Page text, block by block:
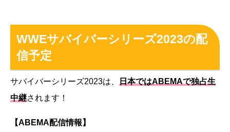
WWEサバイバーシリーズ2023の配
信予定
サバイバーシリーズ2023は、
日本ではABEMAで独占生
中継されます！
【ABEMA配信情報】